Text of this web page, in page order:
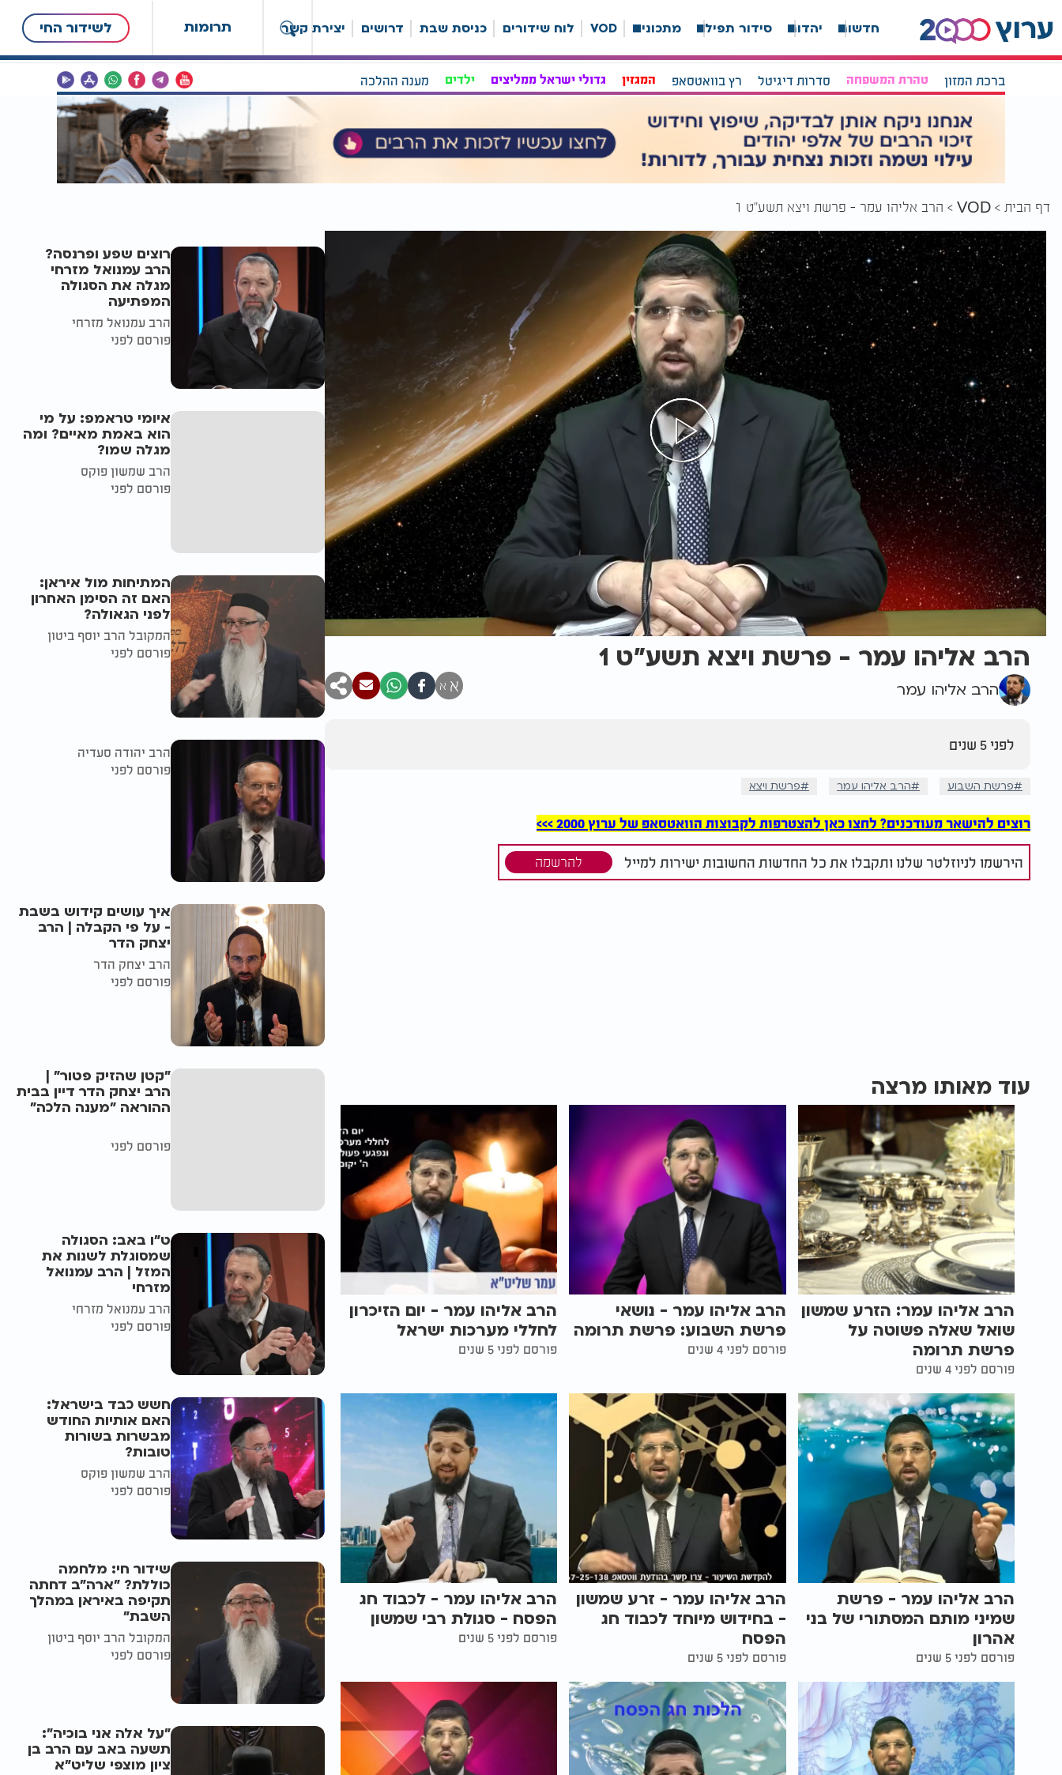
תרומות לשידור החי חדשות יהדות סידור תפילה מתכונים VOD לוח שידורים כניסת שבת דרושים יצירת קשר
ברכת המזון טהרת המשפחה סדרות דיגיטל רץ בוואטסאפ המגזין גדולי ישראל ממליצים ילדים מענה ההלכה
דף הבית VOD הרב אליהו עמר - פרשת ויצא תשע"ט 1
הרב אליהו עמר - פרשת ויצא תשע"ט 1
הרב אליהו עמר א א
לפני 5 שנים
פרשת השבוע הרב אליהו עמר פרשת ויצא
רוצים להישאר מעודכנים? לחצו כאן להצטרפות לקבוצות הוואטסאפ של ערוץ 2000 >>>
הירשמו לניוזלטר שלנו ותקבלו את כל החדשות החשובות ישירות למייל להרשמה
עוד מאותו מרצה
הרב אליהו עמר: הזרע שמשון
שואל שאלה פשוטה על
פרשת תרומה
פורסם לפני 4 שנים
הרב אליהו עמר - נושאי
פרשת השבוע: פרשת תרומה
פורסם לפני 4 שנים
הרב אליהו עמר - יום הזיכרון
לחללי מערכות ישראל
פורסם לפני 5 שנים
הרב אליהו עמר - פרשת
שמיני מותם המסתורי של בני
אהרון
פורסם לפני 5 שנים
הרב אליהו עמר - זרע שמשון
- בחידוש מיוחד לכבוד חג
הפסח
פורסם לפני 5 שנים
הרב אליהו עמר - לכבוד חג
הפסח - סגולת רבי שמשון
פורסם לפני 5 שנים
רוצים שפע ופרנסה?
הרב עמנואל מזרחי
מגלה את הסגולה
המפתיעה
הרב עמנואל מזרחי
פורסם לפני
איומי טראמפ: על מי
הוא באמת מאיים? ומה
מגלה שמו?
הרב שמשון פוקס
פורסם לפני
המתיחות מול איראן:
האם זה הסימן האחרון
לפני הגאולה?
המקובל הרב יוסף ביטון
פורסם לפני
הרב יהודה סעדיה
פורסם לפני
איך עושים קידוש בשבת
- על פי הקבלה | הרב
יצחק הדר
הרב יצחק הדר
פורסם לפני
"קטן שהזיק פטור" |
הרב יצחק הדר דיין בבית
ההוראה "מענה הלכה"
פורסם לפני
ט"ו באב: הסגולה
שמסוגלת לשנות את
המזל | הרב עמנואל
מזרחי
הרב עמנואל מזרחי
פורסם לפני
חשש כבד בישראל:
האם אותיות החודש
מבשרות בשורות
טובות?
הרב שמשון פוקס
פורסם לפני
שידור חי: מלחמה
כוללת? ״ארה"ב דחתה
תקיפה באיראן במהלך
השבת״
המקובל הרב יוסף ביטון
פורסם לפני
"על אלה אני בוכיה":
תשעה באב עם הרב בן
ציון מוצפי שליט"א